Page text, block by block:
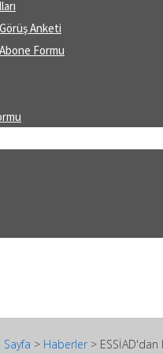
Anketi
Formu
Sayfa > Haberler >